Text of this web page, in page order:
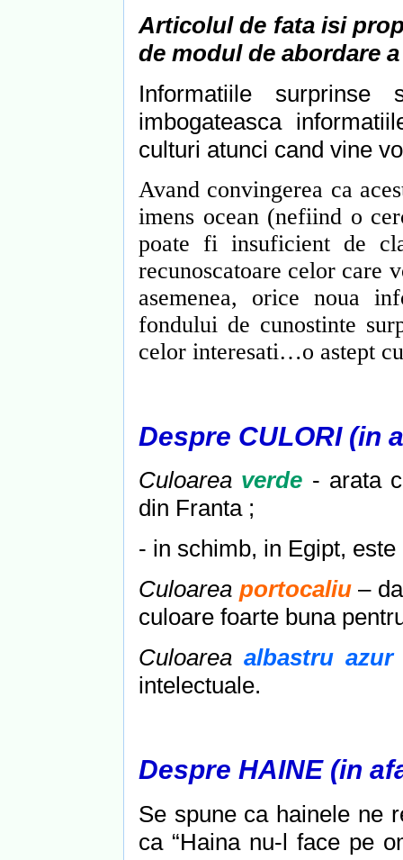
Articolul de fata isi
de modul de abordare
Informatiile
imbogateasca
culturi atunci cand vine
Avand convingerea ca
imens ocean (nefiind o
poate fi insuficient de
recunoscatoare celor
asemenea, orice noua
fondului de cunostinte
celor interesati…o astept
Despre CULORI (in
Culoarea verde - arata
din Franta ;
- in schimb, in Egipt,
Culoarea portocaliu –
culoare foarte buna
Culoarea albastru azur
intelectuale.
Despre HAINE (in
Se spune ca hainele ne
ca “Haina nu-l face pe